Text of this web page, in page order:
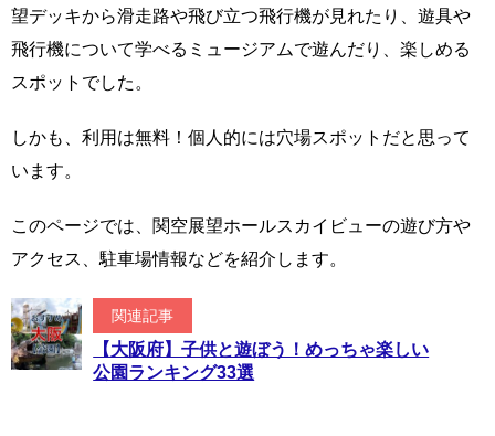
望デッキから滑走路や飛び立つ飛行機が見れたり、遊具や
飛行機について学べるミュージアムで遊んだり、楽しめる
スポットでした。
しかも、利用は無料！個人的には穴場スポットだと思って
います。
このページでは、関空展望ホールスカイビューの遊び方や
アクセス、駐車場情報などを紹介します。
関連記事
【大阪府】子供と遊ぼう！めっちゃ楽しい
公園ランキング33選